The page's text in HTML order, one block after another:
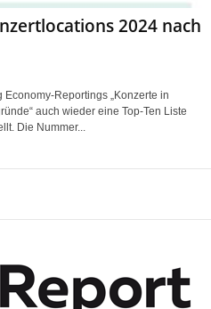
2024 nach
Reportings „Konzerte in
auch wieder eine Top-Ten Liste
Die Nummer...